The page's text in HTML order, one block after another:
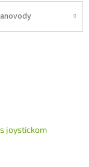
joystickom